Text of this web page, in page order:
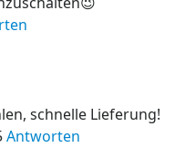
schnelle Lieferung!
Antworten